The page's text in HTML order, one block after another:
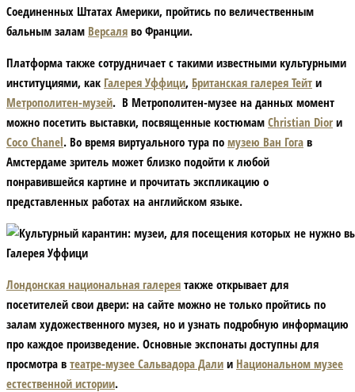
Соединенных Штатах Америки, пройтись по величественным
бальным залам Версаля во Франции.
Платформа также сотрудничает с такими известными культурными
институциями, как Галерея Уффици, Британская галерея Тейт и
Метрополитен-музей. В Метрополитен-музее на данных момент
можно посетить выставки, посвященные костюмам Christian Dior и
Coco Chanel. Во время виртуального тура по музею Ван Гога в
Амстердаме зритель может близко подойти к любой
понравившейся картине и прочитать экспликацию о
представленных работах на английском языке.
Галерея Уффици
Лондонская национальная галерея также открывает для
посетителей свои двери: на сайте можно не только пройтись по
залам художественного музея, но и узнать подробную информацию
про каждое произведение. Основные экспонаты доступны для
просмотра в театре-музее Сальвадора Дали и Национальном музее
естественной истории.